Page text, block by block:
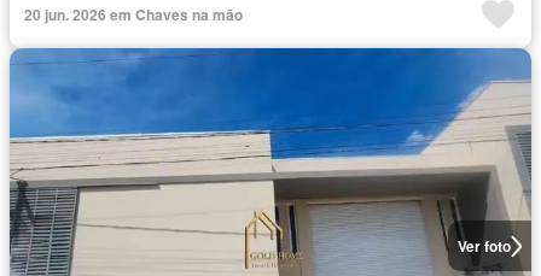
20 jun. 2026 em Chaves na mão
Ver foto